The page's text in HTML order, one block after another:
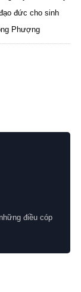
đức cho sinh
Phượng
điều cóp